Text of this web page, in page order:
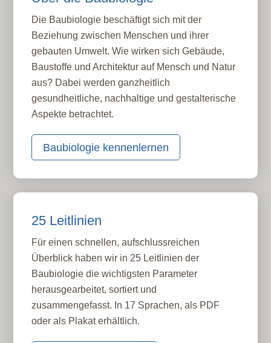
Die Baubiologie beschäftigt sich mit der
Beziehung zwischen Menschen und ihrer
gebauten Umwelt. Wie wirken sich Gebäude,
Baustoffe und Architektur auf Mensch und Natur
aus? Dabei werden ganzheitlich
gesundheitliche, nachhaltige und gestalterische
Aspekte betrachtet.
Baubiologie kennenlernen
25 Leitlinien
Für einen schnellen, aufschlussreichen
Überblick haben wir in 25 Leitlinien der
Baubiologie die wichtigsten Parameter
herausgearbeitet, sortiert und
zusammengefasst. In 17 Sprachen, als PDF
oder als Plakat erhältlich.